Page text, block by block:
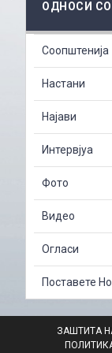
ОДНОСИ
Соопштенија
Настани
Најави
Интервјуа
Фото
Видео
Огласи
Поставете
ЗАШТИТА